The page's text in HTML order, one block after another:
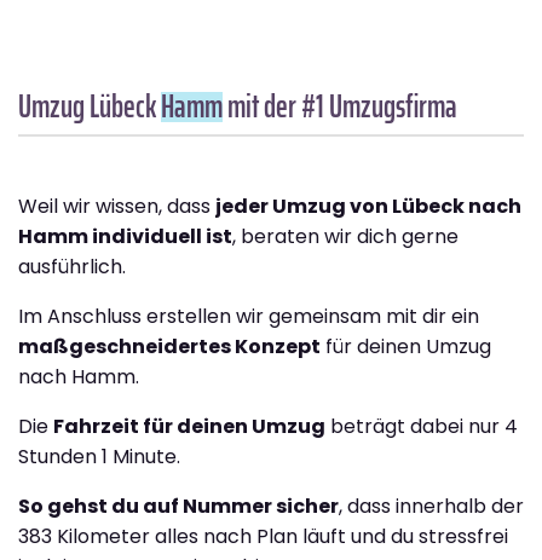
Umzug LübeckHammmit der #1 Umzugsfirma
Weil wir wissen, dass jeder Umzug von Lübeck nach
Hamm individuell ist, beraten wir dich gerne
ausführlich.
Im Anschluss erstellen wir gemeinsam mit dir ein
maßgeschneidertes Konzept für deinen Umzug
nach Hamm.
Die Fahrzeit für deinen Umzug beträgt dabei nur 4
Stunden 1 Minute.
So gehst du auf Nummer sicher, dass innerhalb der
383 Kilometer alles nach Plan läuft und du stressfrei